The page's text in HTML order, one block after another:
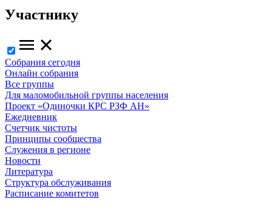
Участнику
Собрания сегодня
Онлайн собрания
Все группы
Для маломобильной группы населения
Проект «Одиночки КРС РЗФ АН»
Ежедневник
Счетчик чистоты
Принципы сообщества
Служения в регионе
Новости
Литература
Структура обслуживания
Расписание комитетов